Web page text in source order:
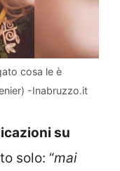
cosa le è
-Inabruzzo.it
su
solo: “mai